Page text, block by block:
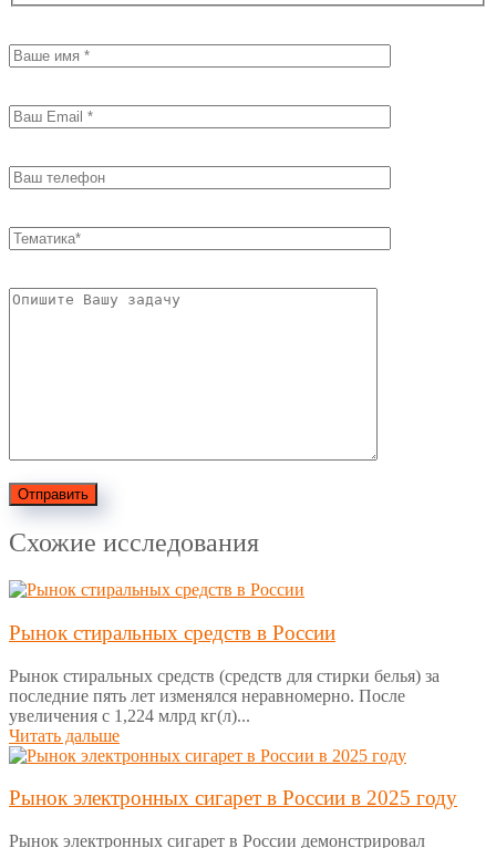
Отправить
Схожие исследования
Рынок стиральных средств в России
Рынок стиральных средств (средств для стирки белья) за
последние пять лет изменялся неравномерно. После
увеличения с 1,224 млрд кг(л)...
Читать дальше
Рынок электронных сигарет в России в 2025 году
Рынок электронных сигарет в России демонстрировал